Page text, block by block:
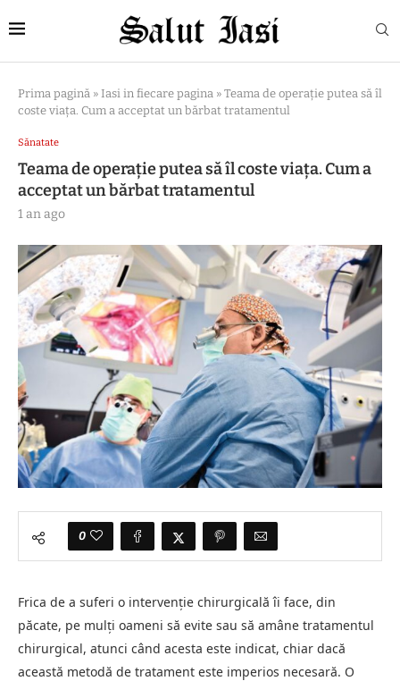
Prima pagină » Iasi in fiecare pagina » Teama de operație putea să îl
coste viața. Cum a acceptat un bărbat tratamentul
Sănatate
Teama de operație putea să îl coste viața. Cum a
acceptat un bărbat tratamentul
1 an ago
0
Frica de a suferi o intervenție chirurgicală îi face, din
păcate, pe mulți oameni să evite sau să amâne tratamentul
chirurgical, atunci când acesta este indicat, chiar dacă
această metodă de tratament este imperios necesară. O